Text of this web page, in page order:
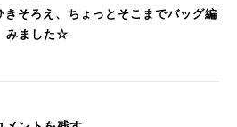
きそろえ、ちょっとそこまでバッグ編
みました☆